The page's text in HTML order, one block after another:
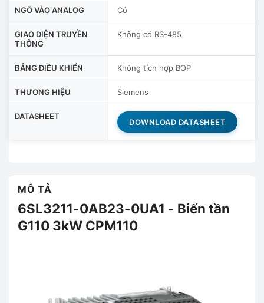
NGÕ VÀO ANALOG Có
GIAO DIỆN TRUYỀN
THÔNG
Không có RS-485
BẢNG ĐIỀU KHIỂN Không tích hợp BOP
THƯƠNG HIỆU Siemens
DATASHEET
DOWNLOAD DATASHEET
MÔ TẢ
6SL3211-0AB23-0UA1 - Biến tần
G110 3kW CPM110